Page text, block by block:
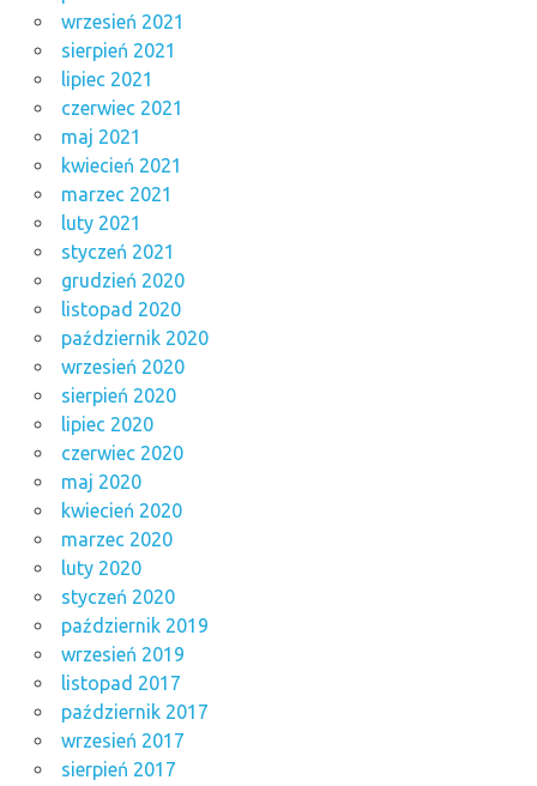
wrzesień 2021
sierpień 2021
lipiec 2021
czerwiec 2021
maj 2021
kwiecień 2021
marzec 2021
luty 2021
styczeń 2021
grudzień 2020
listopad 2020
październik 2020
wrzesień 2020
sierpień 2020
lipiec 2020
czerwiec 2020
maj 2020
kwiecień 2020
marzec 2020
luty 2020
styczeń 2020
październik 2019
wrzesień 2019
listopad 2017
październik 2017
wrzesień 2017
sierpień 2017